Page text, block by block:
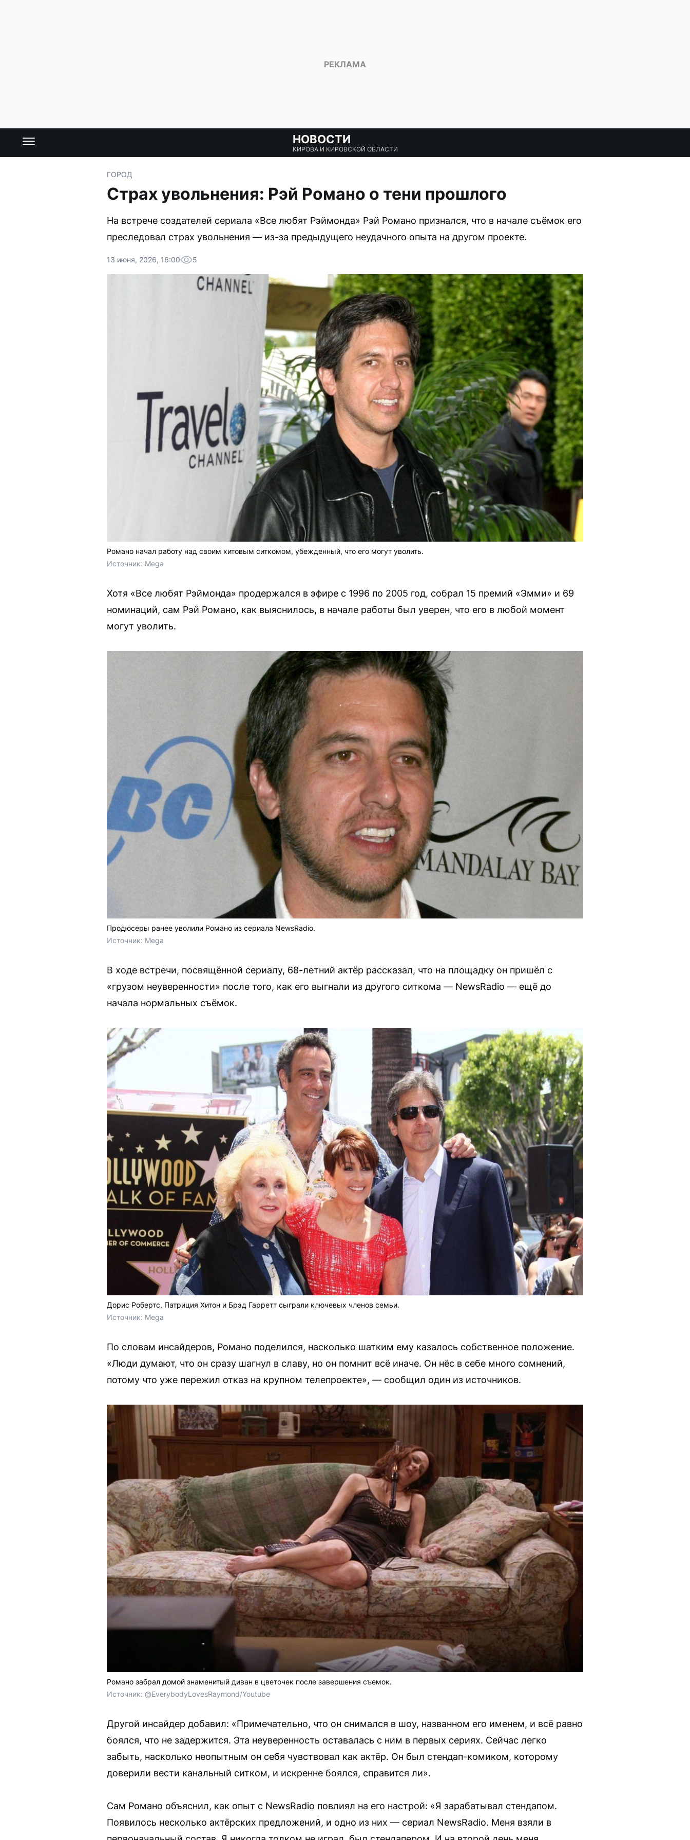
НОВОСТИ
КИРОВА И КИРОВСКОЙ ОБЛАСТИ
ГОРОД
Страх увольнения: Рэй Романо о тени прошлого
На встрече создателей сериала «Все любят Рэймонда» Рэй Романо признался, что в начале съёмок его
преследовал страх увольнения — из-за предыдущего неудачного опыта на другом проекте.
13 июня, 2026, 16:00 5
Романо начал работу над своим хитовым ситкомом, убежденный, что его могут уволить.
Источник: Mega
Хотя «Все любят Рэймонда» продержался в эфире с 1996 по 2005 год, собрал 15 премий «Эмми» и 69
номинаций, сам Рэй Романо, как выяснилось, в начале работы был уверен, что его в любой момент
могут уволить.
Продюсеры ранее уволили Романо из сериала NewsRadio.
Источник: Mega
В ходе встречи, посвящённой сериалу, 68-летний актёр рассказал, что на площадку он пришёл с
«грузом неуверенности» после того, как его выгнали из другого ситкома — NewsRadio — ещё до
начала нормальных съёмок.
Дорис Робертс, Патриция Хитон и Брэд Гарретт сыграли ключевых членов семьи.
Источник: Mega
По словам инсайдеров, Романо поделился, насколько шатким ему казалось собственное положение.
«Люди думают, что он сразу шагнул в славу, но он помнит всё иначе. Он нёс в себе много сомнений,
потому что уже пережил отказ на крупном телепроекте», — сообщил один из источников.
Романо забрал домой знаменитый диван в цветочек после завершения съемок.
Источник: @EverybodyLovesRaymond/Youtube
Другой инсайдер добавил: «Примечательно, что он снимался в шоу, названном его именем, и всё равно
боялся, что не задержится. Эта неуверенность оставалась с ним в первых сериях. Сейчас легко
забыть, насколько неопытным он себя чувствовал как актёр. Он был стендап-комиком, которому
доверили вести канальный ситком, и искренне боялся, справится ли».
Сам Романо объяснил, как опыт с NewsRadio повлиял на его настрой: «Я зарабатывал стендапом.
Появилось несколько актёрских предложений, и одно из них — сериал NewsRadio. Меня взяли в